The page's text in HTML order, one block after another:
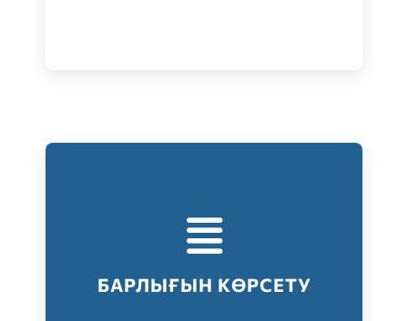
БАРЛЫҒЫН КӨРСЕТУ
Тестілеудің барлық түрлері
Барлығын көрсету